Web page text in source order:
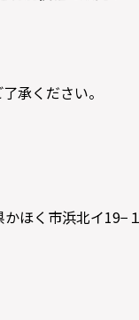
承ください。
かほく市浜北イ19−